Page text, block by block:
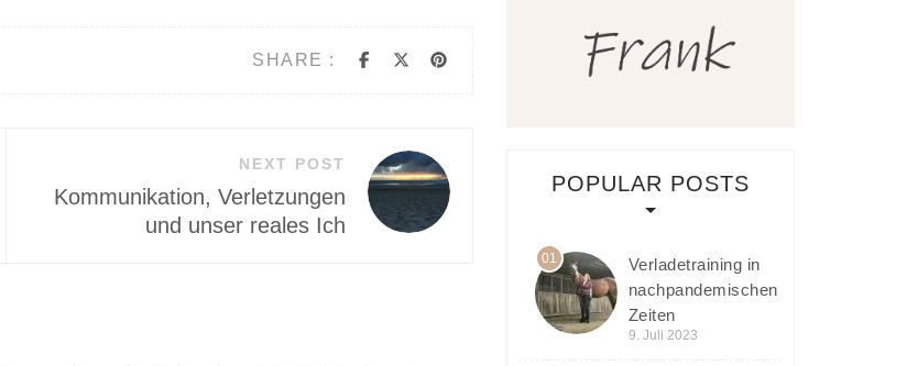
SHARE :
NEXT POST
Kommunikation, Verletzungen
und unser reales Ich
POPULAR POSTS
01
Verladetraining in
nachpandemischen
Zeiten
9. Juli 2023